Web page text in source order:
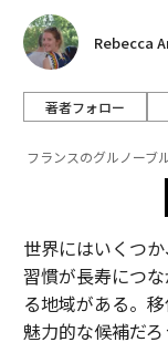
Rebecca
著者フォロー
フランスのグルノーブ
世界にはいくつ
習慣が長寿につ
る地域がある。
魅力的な候補だろ